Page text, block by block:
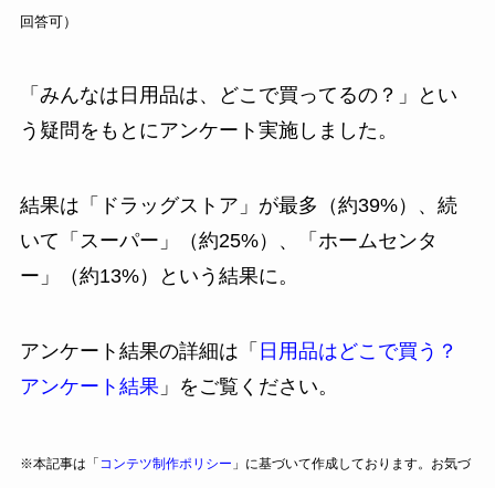
回答可）
「みんなは日用品は、どこで買ってるの？」とい
う疑問をもとにアンケート実施しました。
結果は「ドラッグストア」が最多（約39%）、続
いて「スーパー」（約25%）、「ホームセンタ
ー」（約13%）という結果に。
アンケート結果の詳細は「 日用品はどこで買う？
アンケート結果 」をご覧ください。
※本記事は「 コンテツ制作ポリシー 」に基づいて作成しております。お気づ